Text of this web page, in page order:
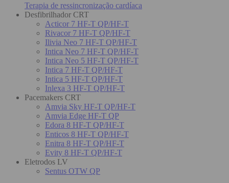
Terapia de ressincronização cardíaca
Desfibrilhador CRT
Acticor 7 HF-T QP/HF-T
Rivacor 7 HF-T QP/HF-T
Ilivia Neo 7 HF-T QP/HF-T
Intica Neo 7 HF-T QP/HF-T
Intica Neo 5 HF-T QP/HF-T
Intica 7 HF-T QP/HF-T
Intica 5 HF-T QP/HF-T
Inlexa 3 HF-T QP/HF-T
Pacemakers CRT
Amvia Sky HF-T QP/HF-T
Amvia Edge HF-T QP
Edora 8 HF-T QP/HF-T
Enticos 8 HF-T QP/HF-T
Enitra 8 HF-T QP/HF-T
Evity 8 HF-T QP/HF-T
Eletrodos LV
Sentus OTW QP